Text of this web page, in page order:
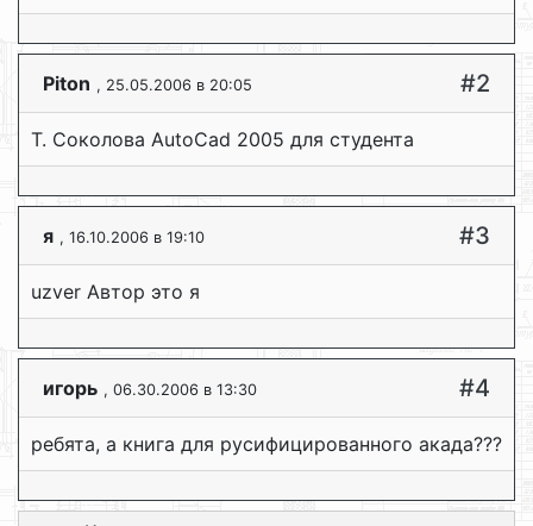
Piton , 25.05.2006 в 20:05 #2
Т. Соколова AutoCad 2005 для студента
я , 16.10.2006 в 19:10 #3
uzver Автор это я
игорь , 06.30.2006 в 13:30 #4
ребята, а книга для русифицированного акада???